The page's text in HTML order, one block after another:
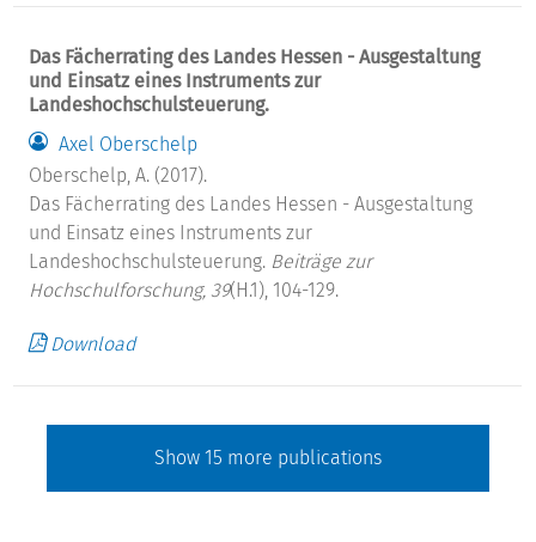
Das Fächerrating des Landes Hessen - Ausgestaltung
und Einsatz eines Instruments zur
Landeshochschulsteuerung.
Axel Oberschelp
Oberschelp, A. (2017).
Das Fächerrating des Landes Hessen - Ausgestaltung
und Einsatz eines Instruments zur
Landeshochschulsteuerung. Beiträge zur
Hochschulforschung, 39(H.1), 104-129.
Download
Show 15 more publications